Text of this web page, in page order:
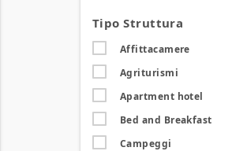
Tipo Struttura
Affittacamere
Agriturismi
Apartment hotel
Bed and Breakfast
Campeggi